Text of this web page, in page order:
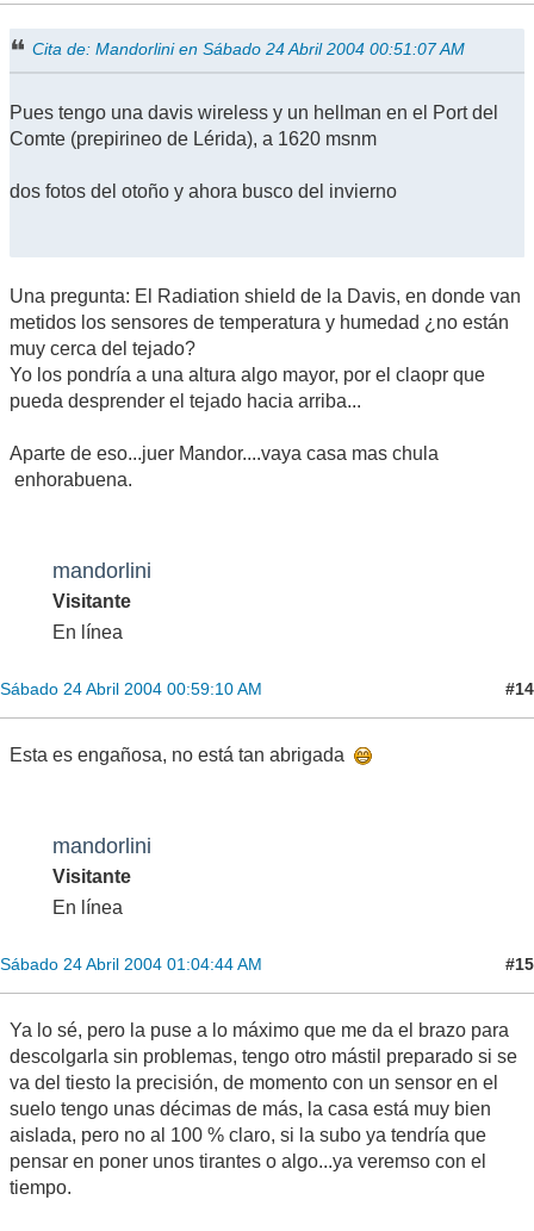
Cita de: Mandorlini en Sábado 24 Abril 2004 00:51:07 AM
Pues tengo una davis wireless y un hellman en el Port del
Comte (prepirineo de Lérida), a 1620 msnm
dos fotos del otoño y ahora busco del invierno
Una pregunta: El Radiation shield de la Davis, en donde van
metidos los sensores de temperatura y humedad ¿no están
muy cerca del tejado?
Yo los pondría a una altura algo mayor, por el claopr que
pueda desprender el tejado hacia arriba...
Aparte de eso...juer Mandor....vaya casa mas chula
enhorabuena.
mandorlini
Visitante
En línea
Sábado 24 Abril 2004 00:59:10 AM #14
Esta es engañosa, no está tan abrigada
mandorlini
Visitante
En línea
Sábado 24 Abril 2004 01:04:44 AM #15
Ya lo sé, pero la puse a lo máximo que me da el brazo para
descolgarla sin problemas, tengo otro mástil preparado si se
va del tiesto la precisión, de momento con un sensor en el
suelo tengo unas décimas de más, la casa está muy bien
aislada, pero no al 100 % claro, si la subo ya tendría que
pensar en poner unos tirantes o algo...ya veremso con el
tiempo.